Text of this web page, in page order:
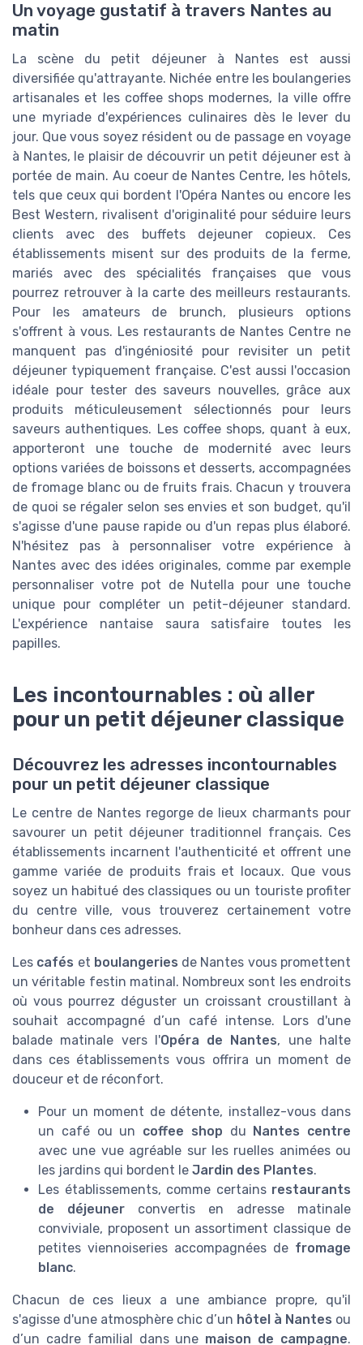
Un voyage gustatif à travers Nantes au
matin
La scène du petit déjeuner à Nantes est aussi
diversifiée qu'attrayante. Nichée entre les boulangeries
artisanales et les coffee shops modernes, la ville offre
une myriade d'expériences culinaires dès le lever du
jour. Que vous soyez résident ou de passage en voyage
à Nantes, le plaisir de découvrir un petit déjeuner est à
portée de main. Au coeur de Nantes Centre, les hôtels,
tels que ceux qui bordent l'Opéra Nantes ou encore les
Best Western, rivalisent d'originalité pour séduire leurs
clients avec des buffets dejeuner copieux. Ces
établissements misent sur des produits de la ferme,
mariés avec des spécialités françaises que vous
pourrez retrouver à la carte des meilleurs restaurants.
Pour les amateurs de brunch, plusieurs options
s'offrent à vous. Les restaurants de Nantes Centre ne
manquent pas d'ingéniosité pour revisiter un petit
déjeuner typiquement française. C'est aussi l'occasion
idéale pour tester des saveurs nouvelles, grâce aux
produits méticuleusement sélectionnés pour leurs
saveurs authentiques. Les coffee shops, quant à eux,
apporteront une touche de modernité avec leurs
options variées de boissons et desserts, accompagnées
de fromage blanc ou de fruits frais. Chacun y trouvera
de quoi se régaler selon ses envies et son budget, qu'il
s'agisse d'une pause rapide ou d'un repas plus élaboré.
N'hésitez pas à personnaliser votre expérience à
Nantes avec des idées originales, comme par exemple
personnaliser votre pot de Nutella pour une touche
unique pour compléter un petit-déjeuner standard.
L'expérience nantaise saura satisfaire toutes les
papilles.
Les incontournables : où aller
pour un petit déjeuner classique
Découvrez les adresses incontournables
pour un petit déjeuner classique
Le centre de Nantes regorge de lieux charmants pour
savourer un petit déjeuner traditionnel français. Ces
établissements incarnent l'authenticité et offrent une
gamme variée de produits frais et locaux. Que vous
soyez un habitué des classiques ou un touriste profiter
du centre ville, vous trouverez certainement votre
bonheur dans ces adresses.
Les cafés et boulangeries de Nantes vous promettent
un véritable festin matinal. Nombreux sont les endroits
où vous pourrez déguster un croissant croustillant à
souhait accompagné d’un café intense. Lors d'une
balade matinale vers l'Opéra de Nantes, une halte
dans ces établissements vous offrira un moment de
douceur et de réconfort.
Pour un moment de détente, installez-vous dans
un café ou un coffee shop du Nantes centre
avec une vue agréable sur les ruelles animées ou
les jardins qui bordent le Jardin des Plantes.
Les établissements, comme certains restaurants
de déjeuner convertis en adresse matinale
conviviale, proposent un assortiment classique de
petites viennoiseries accompagnées de fromage
blanc.
Chacun de ces lieux a une ambiance propre, qu'il
s'agisse d'une atmosphère chic d’un hôtel à Nantes ou
d’un cadre familial dans une maison de campagne.